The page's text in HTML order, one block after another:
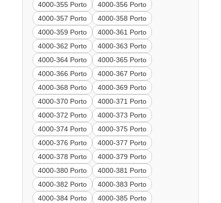
4000-355 Porto
4000-356 Porto
4000-357 Porto
4000-358 Porto
4000-359 Porto
4000-361 Porto
4000-362 Porto
4000-363 Porto
4000-364 Porto
4000-365 Porto
4000-366 Porto
4000-367 Porto
4000-368 Porto
4000-369 Porto
4000-370 Porto
4000-371 Porto
4000-372 Porto
4000-373 Porto
4000-374 Porto
4000-375 Porto
4000-376 Porto
4000-377 Porto
4000-378 Porto
4000-379 Porto
4000-380 Porto
4000-381 Porto
4000-382 Porto
4000-383 Porto
4000-384 Porto
4000-385 Porto